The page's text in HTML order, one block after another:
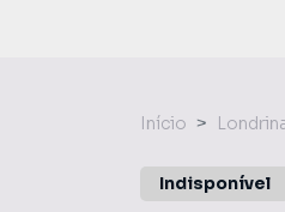
Início
Indisponível